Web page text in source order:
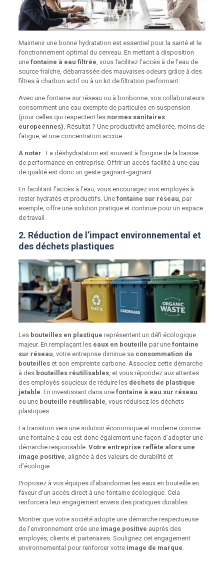
Maintenir une bonne hydratation est essentiel pour la santé et le
fonctionnement optimal du cerveau. En mettant à disposition
une fontaine à eau filtrée , vous facilitez l’accès à de l’eau de
source fraîche, débarrassée des mauvaises odeurs grâce à des
filtres à charbon actif ou à un kit de filtration performant.
Avec une fontaine sur réseau ou à bonbonne, vos collaborateurs
consomment une eau exempte de particules en suspension
(pour celles qui respectent les normes sanitaires
européennes). Résultat ? Une productivité améliorée, moins de
fatigue, et une concentration accrue.
À noter : La déshydratation est souvent à l’origine de la baisse
de performance en entreprise. Offrir un accès facilité à une eau
de qualité est donc un geste gagnant-gagnant.
En facilitant l’accès à l’eau, vous encouragez vos employés à
rester hydratés et productifs. Une fontaine sur réseau , par
exemple, offre une solution pratique et continue pour un espace
de travail.
2. Réduction de l’impact environnemental et
des déchets plastiques
Les bouteilles en plastique représentent un défi écologique
majeur. En remplaçant les eaux en bouteille par une fontaine
sur réseau , votre entreprise diminue sa consommation de
bouteilleset son empreinte carbone. Associez cette démarche
à des bouteilles réutilisables, et vous répondez aux attentes
des employés soucieux de réduire les déchets de plastique
jetable . En investissant dans une fontaine à eau sur réseau
ou une bouteille réutilisable , vous réduisez les déchets
plastiques.
La transition vers une solution économique et moderne comme
une fontaine à eau est donc également une façon d’adopter une
démarche responsable. Votre entreprise reflète alors une
image positive , alignée à des valeurs de durabilité et
d’écologie.
Proposez à vos équipes d’abandonner les eaux en bouteille en
faveur d’un accès direct à une fontaine écologique. Cela
renforcera leur engagement envers des pratiques durables.
Montrer que votre société adopte une démarche respectueuse
de l’environnement crée une image positive auprès des
employés, clients et partenaires. Soulignez cet engagement
environnemental pour renforcer votre image de marque